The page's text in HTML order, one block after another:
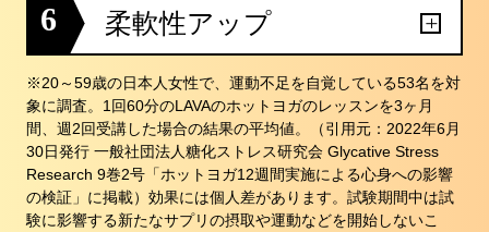
6 柔軟性アップ
※20～59歳の日本人女性で、運動不足を自覚している53名を対
象に調査。1回60分のLAVAのホットヨガのレッスンを3ヶ月
間、週2回受講した場合の結果の平均値。（引用元：2022年6月
30日発行 一般社団法人糖化ストレス研究会 Glycative Stress
Research 9巻2号「ホットヨガ12週間実施による心身への影響
の検証」に掲載）効果には個人差があります。試験期間中は試
験に影響する新たなサプリの摂取や運動などを開始しないこ